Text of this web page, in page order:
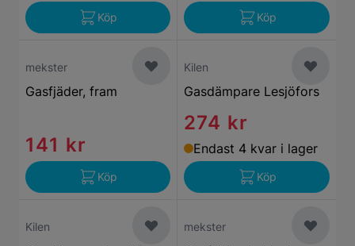
Köp Köp
mekster
Gasfjäder, fram
141 kr
Köp
Kilen
Gasdämpare Lesjöfors
274 kr
Endast 4 kvar i lager
Köp
Kilen mekster